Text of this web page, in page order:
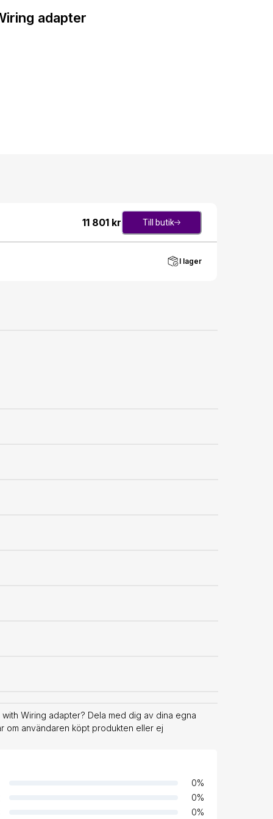
adapter
11 801 kr Till butik
I lager
Wiring adapter? Dela med dig av dina egna
om användaren köpt produkten eller ej
0%
0%
0%